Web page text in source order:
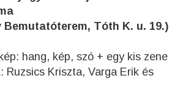
Bemutatóterem, Tóth K. u. 19.)
hang, kép, szó + egy kis zene
Ruzsics Kriszta, Varga Erik és